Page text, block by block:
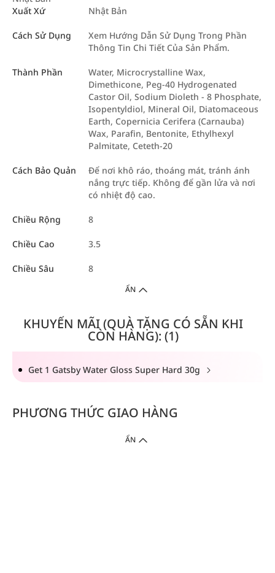
Xuất Xứ
Nhật Bản
Cách Sử Dụng
Xem Hướng Dẫn Sử Dụng Trong Phần
Thông Tin Chi Tiết Của Sản Phẩm.
Thành Phần
Water, Microcrystalline Wax,
Dimethicone, Peg-40 Hydrogenated
Castor Oil, Sodium Dioleth - 8 Phosphate,
Isopentyldiol, Mineral Oil, Diatomaceous
Earth, Copernicia Cerifera (Carnauba)
Wax, Parafin, Bentonite, Ethylhexyl
Palmitate, Ceteth-20
Cách Bảo Quản
Để nơi khô ráo, thoáng mát, tránh ánh
nắng trực tiếp. Không để gần lửa và nơi
có nhiệt độ cao.
Chiều Rộng 8
Chiều Cao 3.5
Chiều Sâu 8
ẨN
KHUYẾN MÃI (QUÀ TẶNG CÓ SẴN KHI
CÒN HÀNG): (1)
Get 1 Gatsby Water Gloss Super Hard 30g
PHƯƠNG THỨC GIAO HÀNG
ẨN